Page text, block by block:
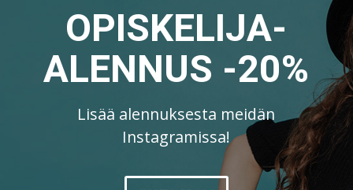
OPISKELIJA-
ALENNUS -20%
Lisää alennuksesta meidän
Instagramissa!